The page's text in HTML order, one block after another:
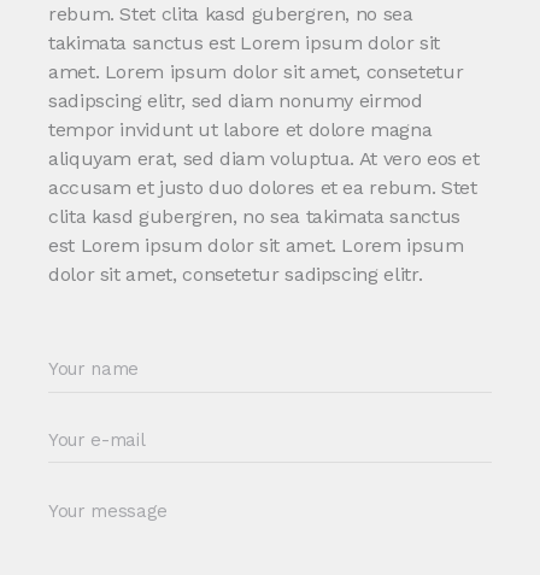
rebum. Stet clita kasd gubergren, no sea
takimata sanctus est Lorem ipsum dolor sit
amet. Lorem ipsum dolor sit amet, consetetur
sadipscing elitr, sed diam nonumy eirmod
tempor invidunt ut labore et dolore magna
aliquyam erat, sed diam voluptua. At vero eos et
accusam et justo duo dolores et ea rebum. Stet
clita kasd gubergren, no sea takimata sanctus
est Lorem ipsum dolor sit amet. Lorem ipsum
dolor sit amet, consetetur sadipscing elitr.